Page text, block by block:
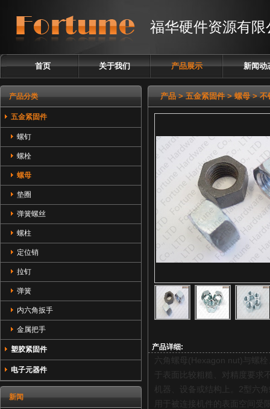
福华硬件资源有限
首页 关于我们 产品展示
塑胶紧固件
五金紧固件
新闻动
产品分类
五金紧固件
螺钉
螺栓
螺母
垫圈
弹簧螺丝
螺柱
定位销
拉钉
弹簧
内六角扳手
金属把手
塑胶紧固件
电子元器件
新闻
产品>五金紧固件>螺母> 不
产品详细:
六角螺母(Hexagon nut)与螺
于表面比较粗糙、对精度要
机器、设备或结构上。2型六
用于被连接机件的表面空间受